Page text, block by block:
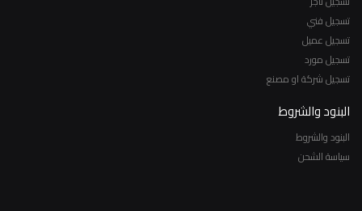
تسجيل فني
تسجيل عميل
تسجيل مورد
تسجيل شركة او مصنع
البنود والشروط
البنود والشروط
سياسة الشحن